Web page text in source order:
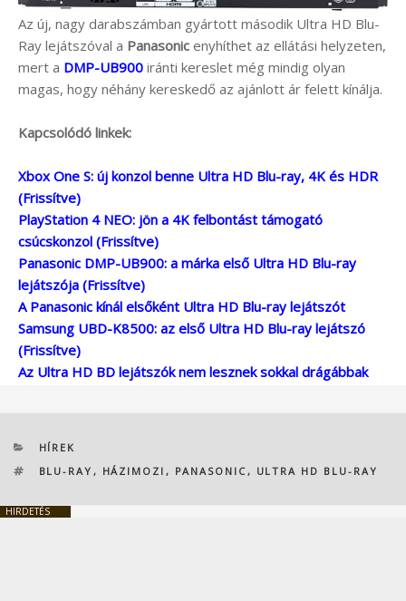
Az új, nagy darabszámban gyártott második Ultra HD Blu-
Ray lejátszóval a Panasonic enyhíthet az ellátási helyzeten,
mert a DMP-UB900 iránti kereslet még mindig olyan
magas, hogy néhány kereskedő az ajánlott ár felett kínálja.
Kapcsolódó linkek:
Xbox One S: új konzol benne Ultra HD Blu-ray, 4K és HDR
(Frissítve)
PlayStation 4 NEO: jön a 4K felbontást támogató
csúcskonzol (Frissítve)
Panasonic DMP-UB900: a márka első Ultra HD Blu-ray
lejátszója (Frissítve)
A Panasonic kínál elsőként Ultra HD Blu-ray lejátszót
Samsung UBD-K8500: az első Ultra HD Blu-ray lejátszó
(Frissítve)
Az Ultra HD BD lejátszók nem lesznek sokkal drágábbak
KATEGÓRIÁK
HÍREK
CÍMKÉK
BLU-RAY , HÁZIMOZI , PANASONIC, ULTRA HD BLU-RAY
HIRDETÉS